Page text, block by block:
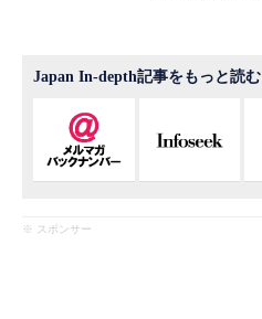
Japan In-depth記事をもっと読む
※ スポンサー